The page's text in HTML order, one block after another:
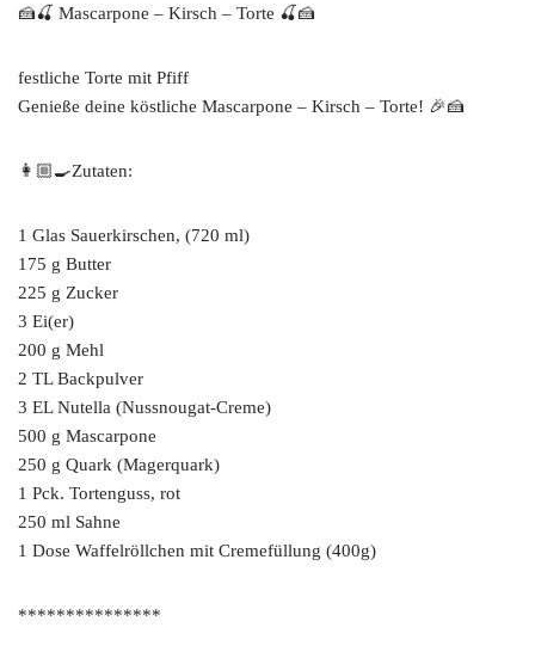
🍰🍒 Mascarpone – Kirsch – Torte 🍒🍰
festliche Torte mit Pfiff
Genieße deine köstliche Mascarpone – Kirsch – Torte! 🎉🍰
👩🏼‍🍳Zutaten:
1 Glas Sauerkirschen, (720 ml)
175 g Butter
225 g Zucker
3 Ei(er)
200 g Mehl
2 TL Backpulver
3 EL Nutella (Nussnougat-Creme)
500 g Mascarpone
250 g Quark (Magerquark)
1 Pck. Tortenguss, rot
250 ml Sahne
1 Dose Waffelröllchen mit Cremefüllung (400g)
***************